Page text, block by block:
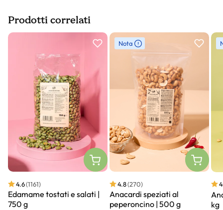
Prodotti correlati
Slider prodotto
4.6(1161)
Edamame tostati e salati |
750 g
Nota
4.8(270)
Anacardi speziati al
peperoncino | 500 g
kg